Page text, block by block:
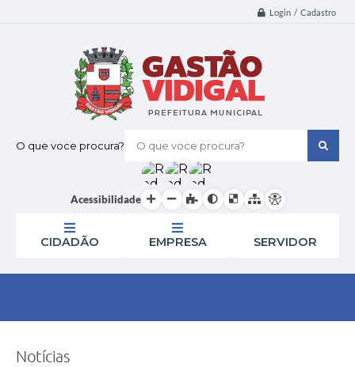
Login / Cadastro
O que voce procura?
Acessibilidade
CIDADÃO EMPRESA SERVIDOR
Notícias